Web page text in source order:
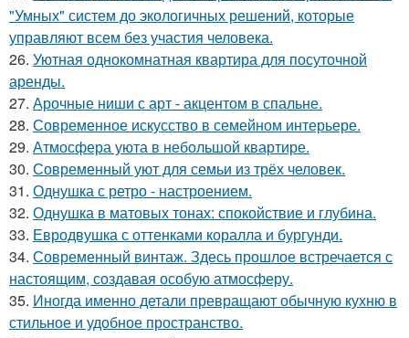
"Умных" систем до экологичных решений, которые
управляют всем без участия человека.
26. Уютная однокомнатная квартира для посуточной
аренды.
27. Арочные ниши с арт - акцентом в спальне.
28. Современное искусство в семейном интерьере.
29. Атмосфера уюта в небольшой квартире.
30. Современный уют для семьи из трёх человек.
31. Однушка с ретро - настроением.
32. Однушка в матовых тонах: спокойствие и глубина.
33. Евродвушка с оттенками коралла и бургунди.
34. Современный винтаж. Здесь прошлое встречается с
настоящим, создавая особую атмосферу.
35. Иногда именно детали превращают обычную кухню в
стильное и удобное пространство.